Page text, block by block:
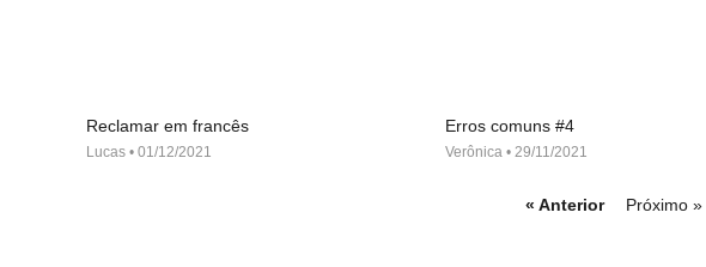
Reclamar em francês
Lucas 01/12/2021
Erros comuns #4
Verônica 29/11/2021
« Anterior Próximo »